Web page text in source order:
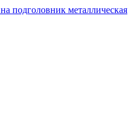
подголовник металлическая